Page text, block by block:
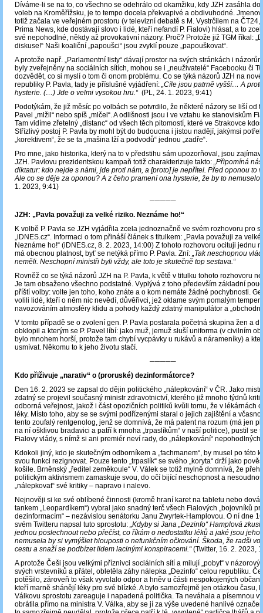
Díváme-li se na to, co všechno se odehrálo od okamžiku, kdy JZH zasáhla do
voleb na Kroměřížsku, je to tempo docela překvapivé a obdivuhodné.
totiž začala ve veřejném prostoru (v televizní debatě s M. Vystrčilem na ČT24,
Prima News, kde dostávají slovo i lidé, kteří nefandí P. Fialovi) hlásat, a to
své nepohodlné, někdy až provokativní názory. Proč? Protože již TGM říkal:
diskuse!“ Naši koaliční „papoušci“ jsou zvyklí pouze „papouškovat“.
A protože např. „Parlamentní listy“ dávají prostor na svých stránkách i
byly zveřejněny na sociálních sítích, mohou se i „neuživatelé“ Facebooku či
dozvědět, co si myslí o tom či onom problému. Co se týká názorů JZH na
republiky P. Pavla, tady je příslušné vyjádření: „Cíle jsou patrně vyšší… A
hysterie. (…) Jde o velmi vysokou hru.“(PL, 24. 1. 2023, 9:41)
Podotýkám, že již měsíc po volbách se potvrdilo, že některé názory se liší od
Pavel „mlžil“ nebo spíš „mlčel“. A odlišnosti jsou i ve vztahu ke stanoviskům
Tam vidíme zřetelný „distanc“ od všech těch pitomostí, které ve Strakovce
Střízlivý postoj P. Pavla by mohl být do budoucna i jistou nadějí, jakýmsi
„korektivem“, že se ta „mašina lží a podvodů“ jednou „zadře“.
Pro mne, jako historika, který na to v předstihu sám upozorňoval, jsou
JZH. Pavlovu prezidentskou kampaň totiž charakterizuje takto: „Připomíná
diktatur: kdo nejde s námi, jde proti nám, a [proto] je nepřítel. Před oponou to
Ale co se děje za oponou? A z čeho pramení ona hysterie, že by to nemuselo
1. 2023, 9:41)
─────
JZH: „Pavla považuji za velké riziko. Neznáme ho!“
K volbě P. Pavla se JZH vyjádřila zcela jednoznačně ve svém rozhovoru pro
„iDNES.cz“. Informaci o tom přináší článek s titulkem: „Pavla považuji za
Neznáme ho!“ (iDNES.cz, 8. 2. 2023, 14:00) Z tohoto rozhovoru ocituji jednu
má obecnou platnost, byť se netýká přímo P. Pavla. Zní: „Tak neschopnou
neměli. Neschopní ministři byli vždy, ale toto je skutečně top sestava.“
Rovněž co se týká názorů JZH na P. Pavla, k větě v titulku tohoto rozhovoru
Je tam obsaženo všechno podstatné. Vyplývá z toho především základní
příští volby: volte jen toho, koho znáte a o kom nemáte žádné pochybnosti.
volili lidé, kteří o něm nic nevědí, důvěřivci, jež oklame svým pomalým
navozováním atmosféry klidu a pohody každý zdatný manipulátor a
V tomto případě se o zvolení gen. P. Pavla postarala početná skupina žen a
obklopil a kterým se P. Pavel líbí: jako muž, jemuž sluší uniforma (v civilním
bylo mnohem horší, protože tam chybí vycpávky u rukávů a nárameníky) a
usmívat. Někomu to k jeho životu stačí.
─────
Kdo přiživuje „narativ“ o (proruské) dezinformátorce?
Den 16. 2. 2023 se zapsal do dějin politického „nálepkování“ v ČR. Jako
zdatný se projevil současný ministr zdravotnictví, kterého již mnoho týdnů
odborná veřejnost, jakož i část opozičních politiků kvůli tomu, že v lékárnách
léky. Místo toho, aby se se svými podřízenými staral o jejich zajištění a
tento zoufalý rentgenolog, jenž se domnívá, že má patent na rozum (má jen
na ní ošklivou bradavici a patří k mnoha „trpaslíkům“ v naší politice), pustil se
Fialovy vlády, s nímž si ani premiér neví rady, do „nálepkování“ nepohodlných
Kdokoli jiný, kdo je skutečným odborníkem a „fachmanem“, by musel po této
svou funkci rezignovat. Pouze tento „trpaslík“ se svého „koryta“ drží jako
košile. Brněnský „ředitel zeměkoule“ V. Válek se totiž mylně domnívá, že
politickým aktivismem zamaskuje svou, do očí bijící neschopnost a
„nálepkovat“ své kritiky – napravo i nalevo.
Nejnověji si ke své oblíbené činnosti (kromě hraní karet na tabletu nebo
tankem „Leopardíkem“) vybral jako snadný terč všech Fialových „bojovníků
dezinformacím“ – nezávislou senátorku Janu Zwyrtek-Hamplovou. O ní dne
svém Twitteru napsal tuto sprostotu: „Kdyby si Jana „Dezinfo“ Hamplová
jednou poslechnout nebo přečíst, co říkám o nedostatku léků a jaké jsou jeho
nemusela by si vymýšlet hlouposti o nefunkčním očkování. Škoda, že radši
cestu a snaží se podbízet lidem lacinými konspiracemi.“(Twitter, 16. 2. 2023,
A protože Češi jsou velkými příznivci sociálních sítí a milují „pobyt“ v
svých vrstevníků a přátel, obletěla záhy nálepka „Dezinfo“ celou republiku.
potěšilo, zároveň to však vyvolalo odpor a hněv u části nespokojených
kteří marně shánějí léky pro své blízké. A bylo samozřejmě jen otázkou času,
Válkovu sprostotu zareaguje i napadená politička. Ta neváhala a písemnou
obrátila přímo na ministra V. Válka, aby se jí za výše uvedené hanlivé